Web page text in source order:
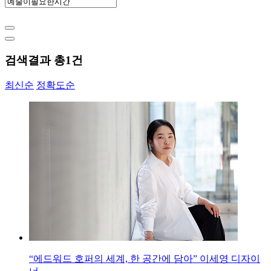
검색결과 총1건
최신순 정확도순
“에드워드 호퍼의 세계, 한 공간에 담아” 이세영 디자이